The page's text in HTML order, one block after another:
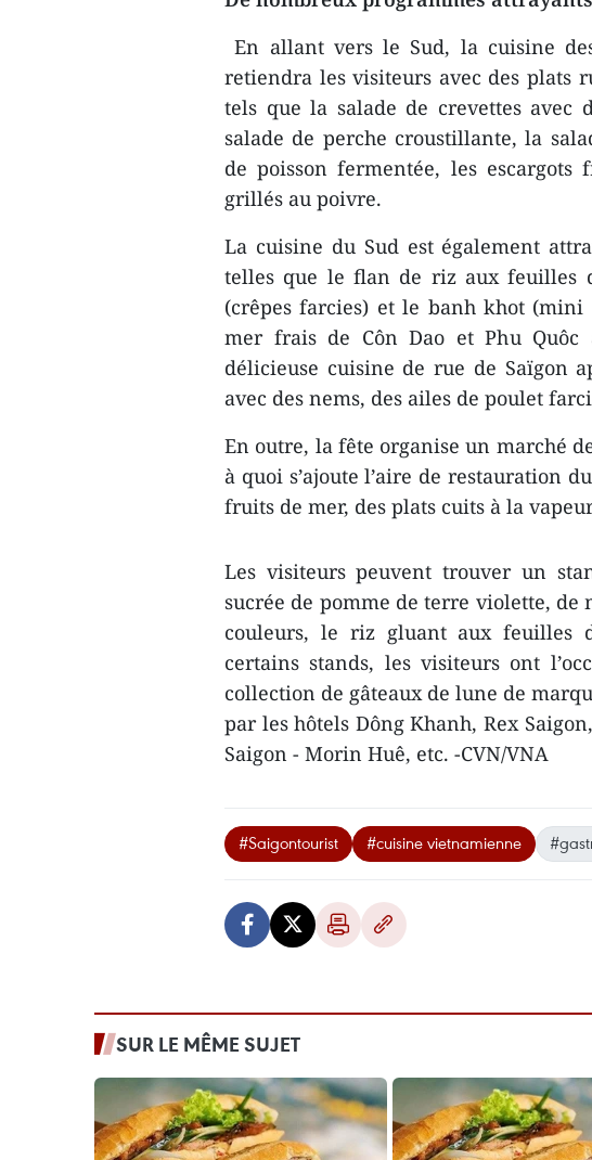
En allant vers le Sud, la cuisine
retiendra les visiteurs avec des plats
tels que la salade de crevettes avec
salade de perche croustillante, la
de poisson fermentée, les
grillés au poivre.
La cuisine du Sud est également
telles que le flan de riz aux feuilles
(crêpes farcies) et le banh khot (mini
mer frais de Côn Dao et Phu Quôc
délicieuse cuisine de rue de Saïgon
avec des nems, des ailes de poulet
En outre, la fête organise un marché
à quoi s’ajoute l’aire de restauration
fruits de mer, des plats cuits à la
Les visiteurs peuvent trouver un
sucrée de pomme de terre violette,
couleurs, le riz gluant aux feuilles
certains stands, les visiteurs ont
collection de gâteaux de lune de
par les hôtels Dông Khanh, Rex
Saigon - Morin Huê, etc. -CVN/VNA
#Saigontourist #cuisine vietnamienne
SUR LE MÊME SUJET